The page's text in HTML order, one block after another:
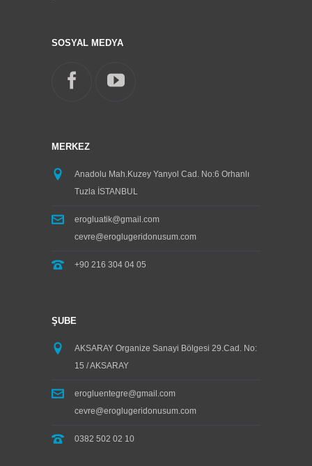
SOSYAL MEDYA
MERKEZ
Anadolu Mah.Kuzey Yanyol Cad. No:6 Orhanlı
Tuzla İSTANBUL
erogluatik@gmail.com
cevre@eroglugeridonusum.com
+90 216 304 04 05
ŞUBE
AKSARAY Organize Sanayi Bölgesi 29.Cad. No:
15 / AKSARAY
erogluentegre@gmail.com
cevre@eroglugeridonusum.com
0382 502 02 10